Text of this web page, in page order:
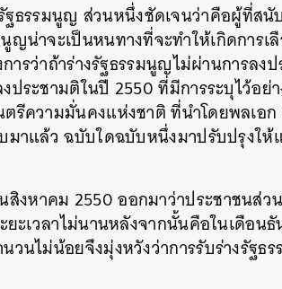
ฐธรรมนูญ ส่วนหนึ่งชัดเจนว่าคือผู้ที่ส
น่าจะเป็นหนทางที่จะทำให้เกิดการเ
ารว่าถ้าร่างรัฐธรรมนูญไม่ผ่านการลง
ระชามติในปี 2550 ที่มีการระบุไว้อย่
รีความมั่นคงแห่งชาติ ที่นำโดยพลเอ
าแล้ว ฉบับใดฉบับหนึ่งมาปรับปรุงให้
สิงหาคม 2550 ออกมาว่าประชาชนส่
ะเวลาไม่นานหลังจากนั้นคือในเดือน
นไม่น้อยจึงมุ่งหวังว่าการรับร่างรัฐธ